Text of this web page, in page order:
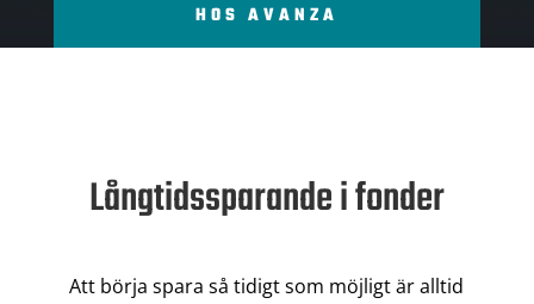
HOS AVANZA
Långtidssparande i fonder
Att börja spara så tidigt som möjligt är alltid